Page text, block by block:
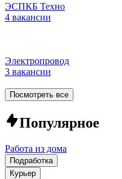
ЭСПКБ Техно
4 вакансии
Электропровод
3 вакансии
Посмотреть все
Популярное
Работа из дома
Подработка
Курьер